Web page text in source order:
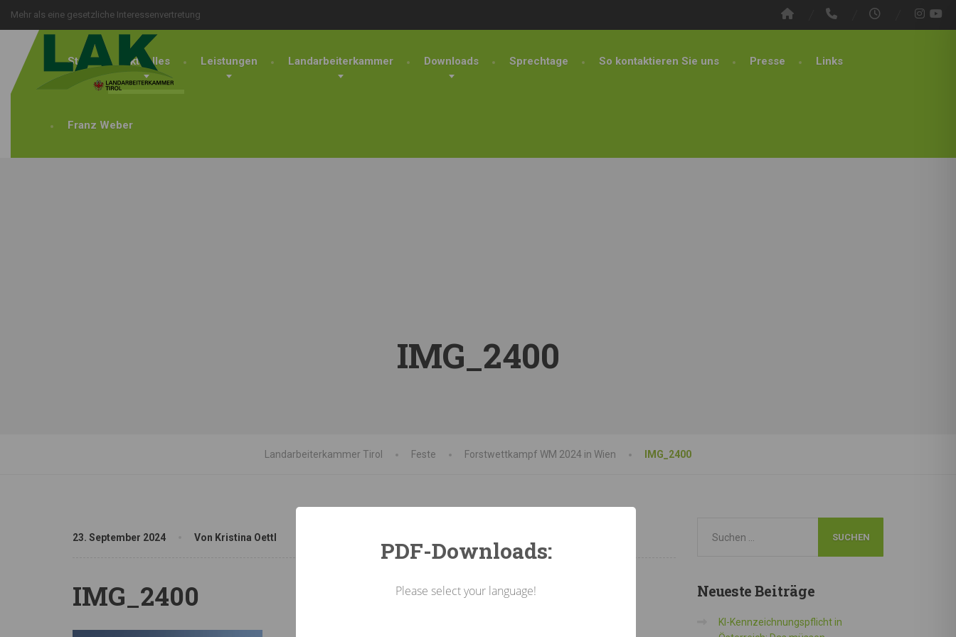
Mehr als eine gesetzliche Interessenvertretung
Start Aktuelles Leistungen Landarbeiterkammer Downloads Sprechtage So kontaktieren Sie uns Presse Links
Franz Weber
IMG_2400
Landarbeiterkammer Tirol Feste Forstwettkampf WM 2024 in Wien IMG_2400
23. September 2024 Von Kristina Oettl
IMG_2400 NeuesteBeiträge
KI-Kennzeichnungspflicht in
PDF-Downloads:
Please select your language!